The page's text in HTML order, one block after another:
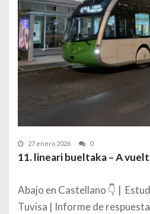
27 enero 2026 0
11. lineari bueltaka – A
Abajo en Castellano 👇 |
Tuvisa | Informe de